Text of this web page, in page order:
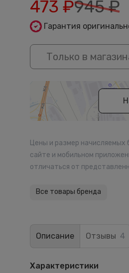
473 ₽945₽
Гарантия
Только в
Цены и размер начисляемых
сайте и мобильном
отличаться от
Все товары бренда
Описание Отзывы 4
Характеристики